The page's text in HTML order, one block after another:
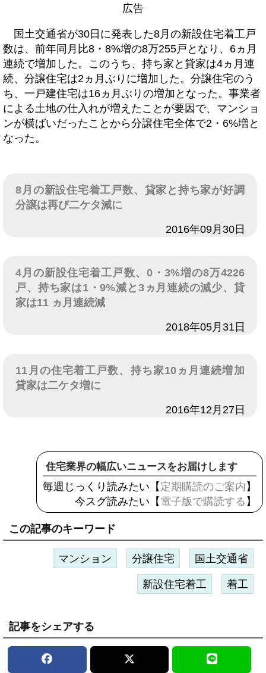
広告
国土交通省が30日に発表した8月の新設住宅着工戸
数は、前年同月比8・8%増の8万255戸となり、6ヵ月
連続で増加した。このうち、持ち家と貸家は4ヵ月連
続、分譲住宅は2ヵ月ぶりに増加した。分譲住宅のう
ち、一戸建住宅は16ヵ月ぶりの増加となった。事業者
による土地の仕入れが増えたことが要因で、マンショ
ンが横ばいだったことから分譲住宅全体で2・6%増と
なった。
8月の新設住宅着工戸数、貸家と持ち家が好調
分譲は再び二ケタ減に
2016年09月30日
4月の新設住宅着工戸数、0・3%増の8万4226
戸、持ち家は1・9%減と3ヵ月連続の減少、貸
家は11 ヵ月連続減
2018年05月31日
11月の住宅着工戸数、持ち家10ヵ月連続増加
貸家は二ケタ増に
2016年12月27日
住宅業界の幅広いニュースをお届けします
毎週じっくり読みたい【 定期購読のご案内 】
今スグ読みたい【 電子版で購読する 】
この記事のキーワード
マンション 分譲住宅 国土交通省
新設住宅着工 着工
記事をシェアする